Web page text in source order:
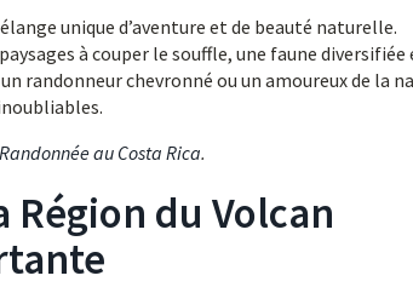
unique d’aventure et de beauté naturelle.
à couper le souffle, une faune diversifiée
randonneur chevronné ou un amoureux de la
au Costa Rica.
du Volcan